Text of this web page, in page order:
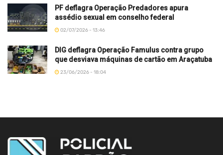
PF deflagra Operação Predadores apura
assédio sexual em conselho federal
02/07/2026 - 13:46
DIG deflagra Operação Famulus contra grupo
que desviava máquinas de cartão em Araçatuba
23/06/2026 - 18:04